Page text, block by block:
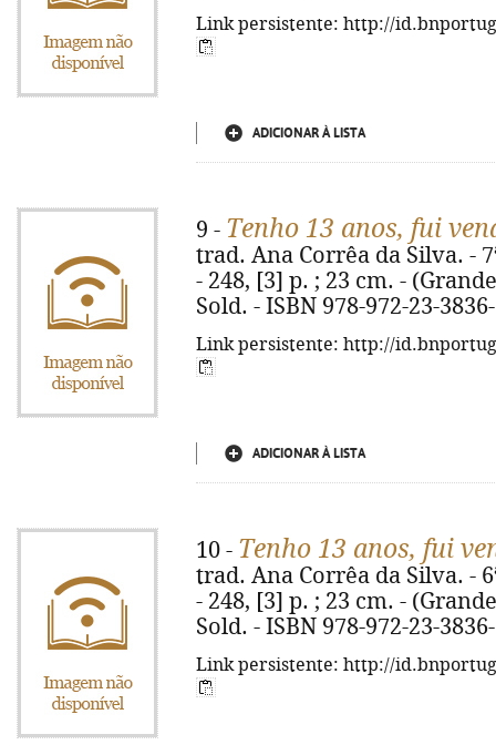
Link persistente: http://
ADICIONAR À LISTA
9 - Tenho 13 anos, fui
trad. Ana Corrêa da Silva. -
- 248, [3] p. ; 23 cm. -
Sold. - ISBN 978-972-23-
Link persistente: http://
ADICIONAR À LISTA
10 - Tenho 13 anos, fui
trad. Ana Corrêa da Silva. -
- 248, [3] p. ; 23 cm. -
Sold. - ISBN 978-972-23-
Link persistente: http://